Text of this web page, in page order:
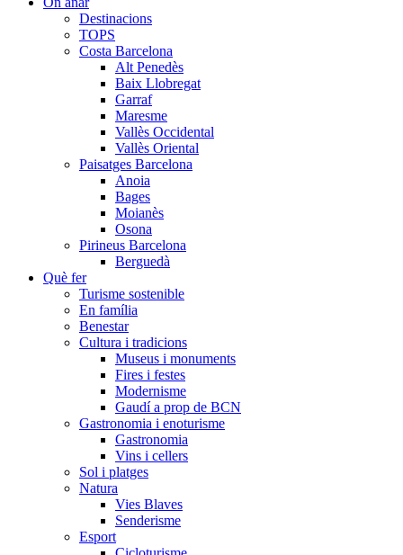
Destinacions
TOPS
Costa Barcelona
Alt Penedès
Baix Llobregat
Garraf
Maresme
Vallès Occidental
Vallès Oriental
Paisatges Barcelona
Anoia
Bages
Moianès
Osona
Pirineus Barcelona
Berguedà
Què fer
Turisme sostenible
En família
Benestar
Cultura i tradicions
Museus i monuments
Fires i festes
Modernisme
Gaudí a prop de BCN
Gastronomia i enoturisme
Gastronomia
Vins i cellers
Sol i platges
Natura
Vies Blaves
Senderisme
Esport